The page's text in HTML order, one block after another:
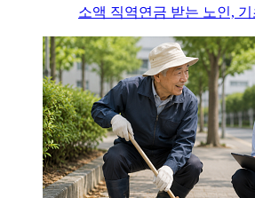
소액 직역연금 받는 노인,